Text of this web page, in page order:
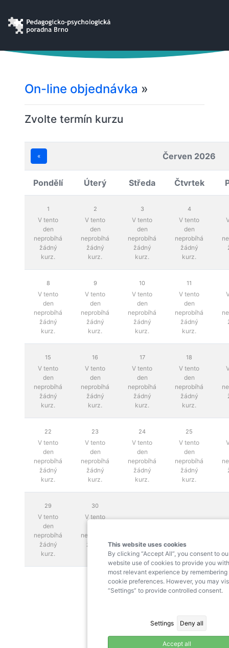
This website uses cookies
By clicking “Accept All”, you consent to
website use of cookies to provide you
most relevant experience by remembering
cookie preferences. However, you may
“Settings” to provide controlled consent.
Settings Deny all
Accept all
On-line objednávka »
Zvolte termín kurzu
« Červen 2026
Pondělí Úterý Středa Čtvrtek
1
V tento
den
neprobíhá
žádný
kurz.
2
V tento
den
neprobíhá
žádný
kurz.
3
V tento
den
neprobíhá
žádný
kurz.
4
V tento
den
neprobíhá
žádný
kurz.
8
V tento
den
neprobíhá
žádný
kurz.
9
V tento
den
neprobíhá
žádný
kurz.
10
V tento
den
neprobíhá
žádný
kurz.
11
V tento
den
neprobíhá
žádný
kurz.
15
V tento
den
neprobíhá
žádný
kurz.
16
V tento
den
neprobíhá
žádný
kurz.
17
V tento
den
neprobíhá
žádný
kurz.
18
V tento
den
neprobíhá
žádný
kurz.
22
V tento
den
neprobíhá
žádný
kurz.
23
V tento
den
neprobíhá
žádný
kurz.
24
V tento
den
neprobíhá
žádný
kurz.
25
V tento
den
neprobíhá
žádný
kurz.
29
V tento
den
neprobíhá
žádný
kurz.
30
V tento
neprobíhá
žádný